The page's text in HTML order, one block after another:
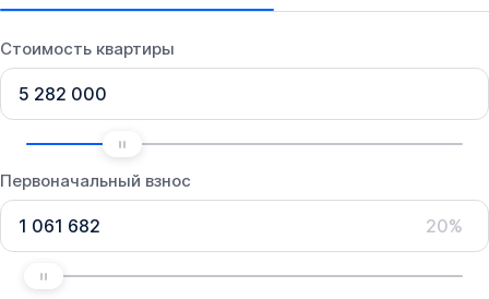
Стоимость квартиры
Первоначальный взнос
20%